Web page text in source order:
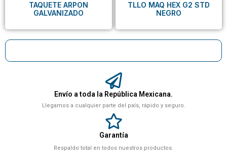
Envío a toda la República Mexicana.
Llegamos a cualquier parte del país, rápido y seguro.
Garantía
Respaldo total en todos nuestros productos.
TAQUETE ARPON
GALVANIZADO
TLLO MAQ HEX G2 STD
NEGRO